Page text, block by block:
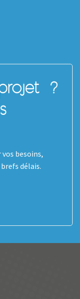
?
besoins,
délais.